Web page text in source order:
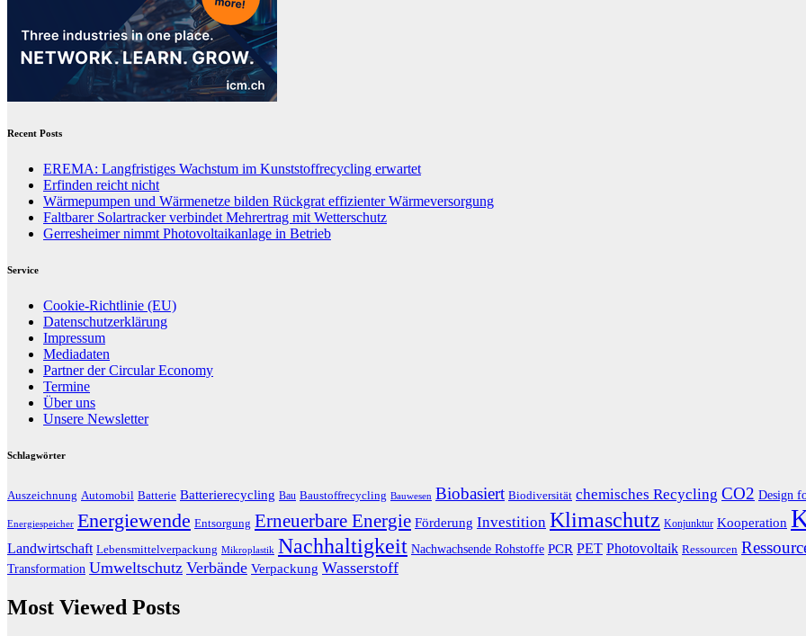
Recent Posts
EREMA: Langfristiges Wachstum im Kunststoffrecycling erwartet
Erfinden reicht nicht
Wärmepumpen und Wärmenetze bilden Rückgrat effizienter Wärmeversorgung
Faltbarer Solartracker verbindet Mehrertrag mit Wetterschutz
Gerresheimer nimmt Photovoltaikanlage in Betrieb
Service
Cookie-Richtlinie (EU)
Datenschutzerklärung
Impressum
Mediadaten
Partner der Circular Economy
Termine
Über uns
Unsere Newsletter
Schlagwörter
Auszeichnung Automobil Batterie Batterierecycling Bau Baustoffrecycling Bauwesen Biobasiert Biodiversität chemisches Recycling CO2 Design
Energiespeicher Energiewende Entsorgung Erneuerbare Energie Förderung Investition Klimaschutz Konjunktur Kooperation
Landwirtschaft Lebensmittelverpackung Mikroplastik Nachhaltigkeit Nachwachsende Rohstoffe PCR PET Photovoltaik Ressourcen
Transformation Umweltschutz Verbände Verpackung Wasserstoff
Most Viewed Posts